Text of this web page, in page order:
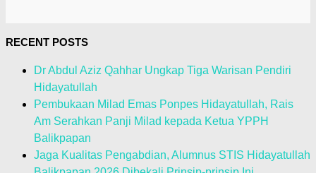
RECENT POSTS
Dr Abdul Aziz Qahhar Ungkap Tiga Warisan Pendiri
Hidayatullah
Pembukaan Milad Emas Ponpes Hidayatullah, Rais
Am Serahkan Panji Milad kepada Ketua YPPH
Balikpapan
Jaga Kualitas Pengabdian, Alumnus STIS Hidayatullah